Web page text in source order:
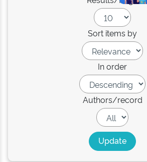
Sort items by
In order
Authors/record